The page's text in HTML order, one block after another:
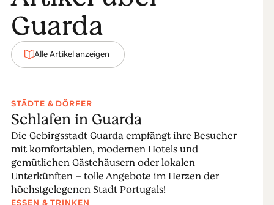
Errungenschaft für die gesamte Region Guarda. Diese
beeindruckenden Holzstege befinden sich im Herzen
desUNESCO-Geoparks Estrela
Die Mondego-Wanderwege sind 12 Kilometer lang
Nebenflüsse entlang, die von drei Hängebrücken
überquert werden. Man erlebt eine atemberaubende
Naturlandschaft und einladende
Ganz in der Nähe von Guarda ist hier jeder Schritt ein
Vergnügen!
Mehr lesen
Guarda
Alle Artikel anzeigen
STÄDTE & DÖRFER
Schlafen in Guarda
Die Gebirgsstadt Guarda empfängt ihre Besucher
mit komfortablen, modernen Hotels und
gemütlichen Gästehäusern oder lokalen
Unterkünften – tolle Angebote im Herzen der
höchstgelegenen Stadt Portugals!